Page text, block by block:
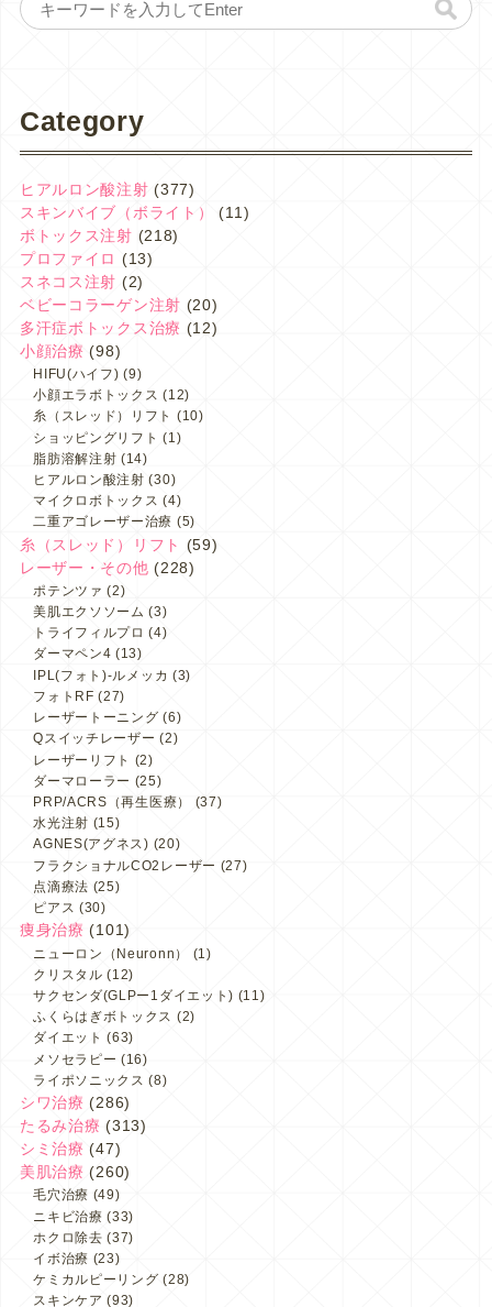
Category
ヒアルロン酸注射 (377)
スキンバイブ（ボライト）
(11)
ボトックス注射 (218)
プロファイロ (13)
スネコス注射 (2)
ベビーコラーゲン注射 (20)
多汗症ボトックス治療 (12)
小顔治療 (98)
HIFU(ハイフ) (9)
小顔エラボトックス (12)
糸（スレッド）リフト (10)
ショッピングリフト (1)
脂肪溶解注射 (14)
ヒアルロン酸注射 (30)
マイクロボトックス (4)
二重アゴレーザー治療 (5)
糸（スレッド）リフト
(59)
レーザー・その他 (228)
ポテンツァ (2)
美肌エクソソーム (3)
トライフィルプロ (4)
ダーマペン4 (13)
IPL(フォト)-ルメッカ (3)
フォトRF (27)
レーザートーニング (6)
Qスイッチレーザー (2)
レーザーリフト (2)
ダーマローラー (25)
PRP/ACRS（再生医療）
(37)
水光注射 (15)
AGNES(アグネス) (20)
フラクショナルCO2レーザー (27)
点滴療法 (25)
ピアス (30)
痩身治療 (101)
ニューロン（Neuronn）
(1)
クリスタル (12)
サクセンダ(GLPー1ダイエット) (11)
ふくらはぎボトックス (2)
ダイエット (63)
メソセラピー (16)
ライポソニックス (8)
シワ治療 (286)
たるみ治療 (313)
シミ治療 (47)
美肌治療 (260)
毛穴治療 (49)
ニキビ治療 (33)
ホクロ除去 (37)
イボ治療 (23)
ケミカルピーリング (28)
スキンケア (93)